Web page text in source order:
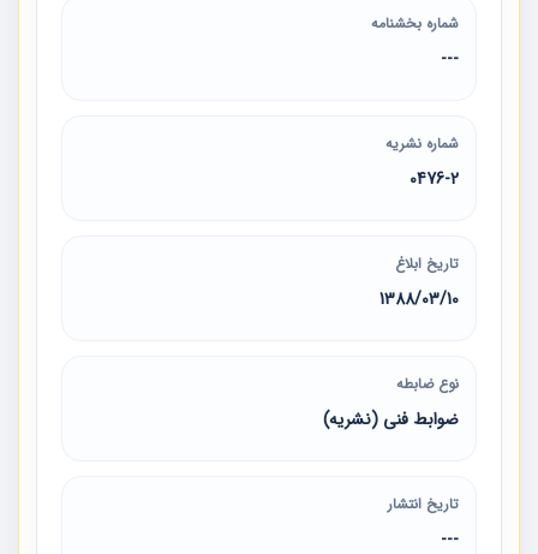
شماره بخشنامه
---
شماره نشریه
0476-2
تاریخ ابلاغ
1388/03/10
نوع ضابطه
ضوابط فنی (نشریه)
تاریخ انتشار
---